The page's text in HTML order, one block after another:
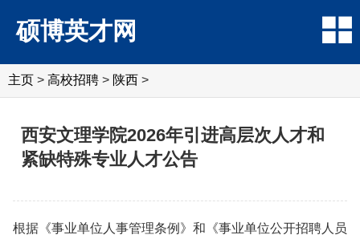
硕博英才网
主页 > 高校招聘 > 陕西 >
西安文理学院2026年引进高层次人才和
紧缺特殊专业人才公告
根据《事业单位人事管理条例》和《事业单位公开招聘人员